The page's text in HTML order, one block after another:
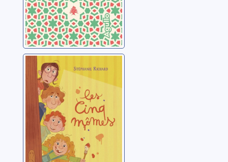
Les cinq mômes
Richard, Stéphanie